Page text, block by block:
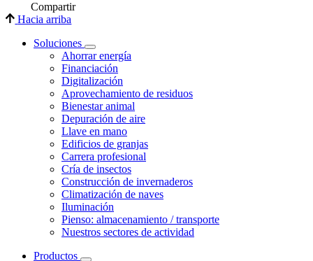
Compartir
Hacia arriba
Soluciones
Ahorrar energía
Financiación
Digitalización
Aprovechamiento de residuos
Bienestar animal
Depuración de aire
Llave en mano
Edificios de granjas
Carrera profesional
Cría de insectos
Construcción de invernaderos
Climatización de naves
Iluminación
Pienso: almacenamiento / transporte
Nuestros sectores de actividad
Productos